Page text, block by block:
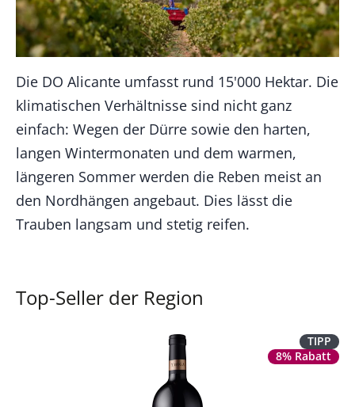
Die DO Alicante umfasst rund 15'000 Hektar. Die
klimatischen Verhältnisse sind nicht ganz
einfach: Wegen der Dürre sowie den harten,
langen Wintermonaten und dem warmen,
längeren Sommer werden die Reben meist an
den Nordhängen angebaut. Dies lässt die
Trauben langsam und stetig reifen.
Top-Seller der Region
TIPP
8% Rabatt